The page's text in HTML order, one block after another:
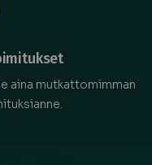
aina mutkattomimman